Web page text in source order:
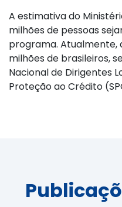
A estimativa do
milhões de pessoas
programa. Atualmente,
milhões de brasileiros,
Nacional de Dirigentes
Proteção ao Crédito